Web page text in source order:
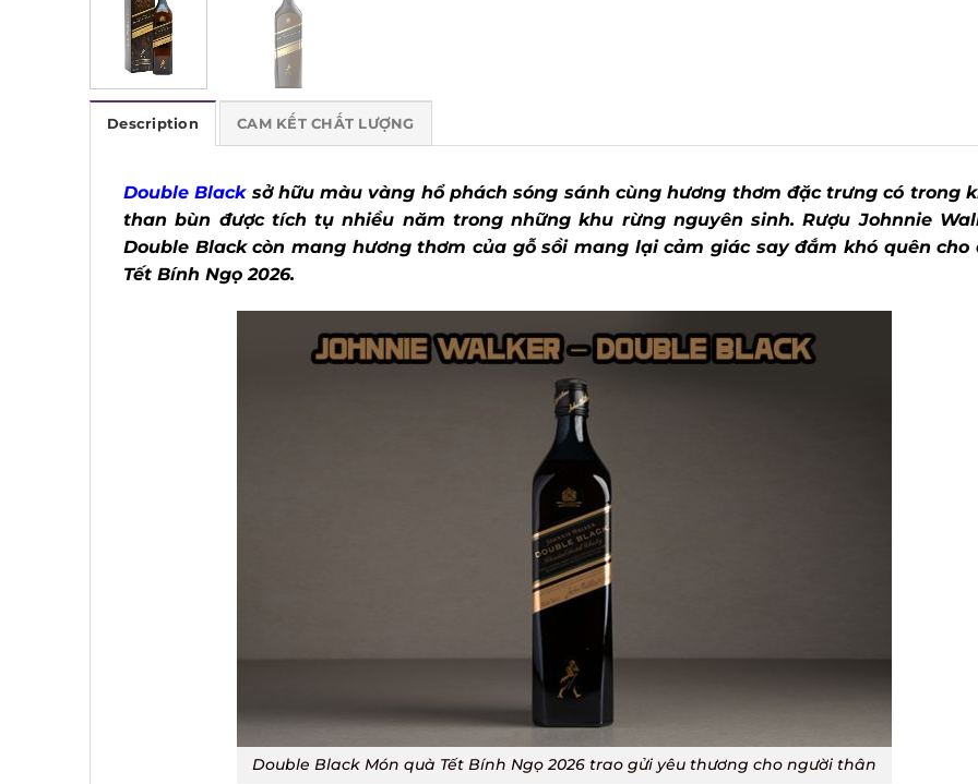
Description CAM KẾT CHẤT LƯỢNG
Double Blacksở hữu màu vàng hổ phách sóng sánh cùng hương thơm đặc trưng có trong
than bùn được tích tụ nhiều năm trong những khu rừng nguyên sinh. Rượu Johnnie
Double Black còn mang hương thơm của gỗ sồi mang lại cảm giác say đắm khó quên cho
Tết Bính Ngọ 2026.
Double Black Món quà Tết Bính Ngọ 2026 trao gửi yêu thương cho người thân